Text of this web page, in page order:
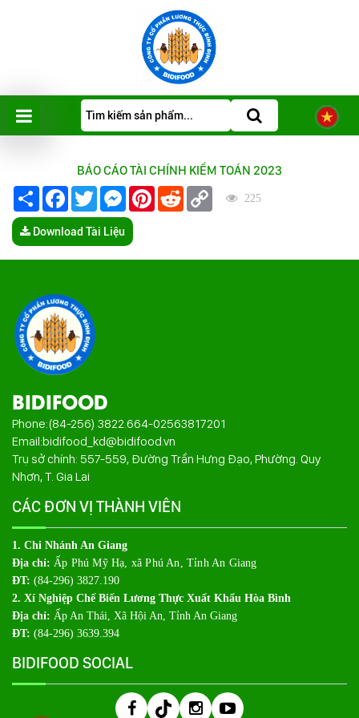
BÁO CÁO TÀI CHÍNH KIỂM TOÁN 2023
Share Facebook
TwitterMessengerPinterestReddit Copy
Link
225
Download Tài Liệu
BIDIFOOD
Phone:(84-256) 3822.664-02563817201
Email:bidifood_kd@bidifood.vn
Trụ sở chính: 557-559, Đường Trần Hưng Đạo, Phường. Quy
Nhơn, T. Gia Lai
CÁC ĐƠN VỊ THÀNH VIÊN
1. Chi Nhánh An Giang
Địa chỉ: Ấp Phú Mỹ Hạ, xã Phú An, Tỉnh An Giang
ĐT: (84-296) 3827.190
2. Xí Nghiệp Chế Biến Lương Thực Xuất Khẩu Hòa Bình
Địa chỉ: Ấp An Thái, Xã Hội An, Tỉnh An Giang
ĐT: (84-296) 3639.394
BIDIFOOD SOCIAL